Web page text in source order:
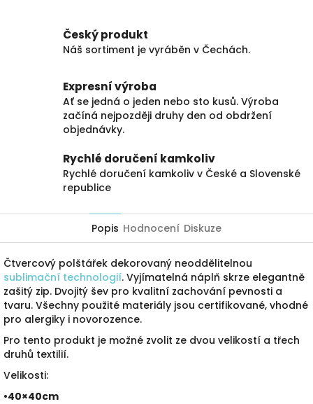
Český produkt
Náš sortiment je vyráběn v Čechách.
Expresní výroba
Ať se jedná o jeden nebo sto kusů. Výroba
začíná nejpozději druhy den od obdržení
objednávky.
Rychlé doručení kamkoliv
Rychlé doručení kamkoliv v České a Slovenské
republice
Popis Hodnocení Diskuze
Čtvercový polštářek dekorovaný neoddělitelnou
sublimační technologií. Vyjímatelná náplň skrze elegantně
zašitý zip. Dvojitý šev pro kvalitní zachování pevnosti a
tvaru. Všechny použité materiály jsou certifikované, vhodné
pro alergiky i novorozence.
Pro tento produkt je možné zvolit ze dvou velikostí a třech
druhů textilií.
Velikosti:
•40×40cm